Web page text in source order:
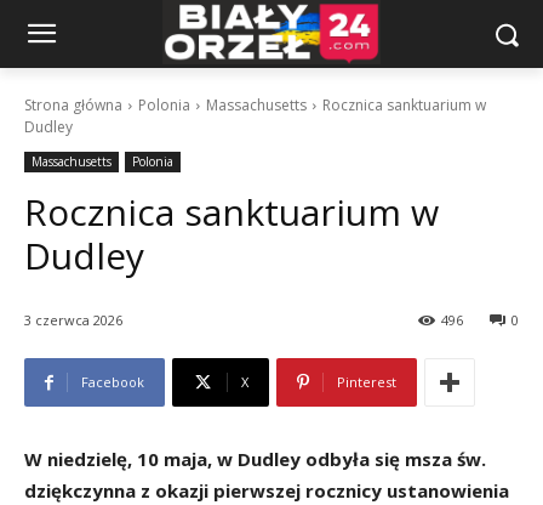
Strona główna Polonia Massachusetts
Rocznica sanktuarium w
Dudley
Massachusetts Polonia
Rocznica sanktuarium w
Dudley
3 czerwca 2026 0
496
Facebook X Pinterest
W niedzielę, 10 maja, w Dudley odbyła się msza św.
dziękczynna z okazji pierwszej rocznicy ustanowienia